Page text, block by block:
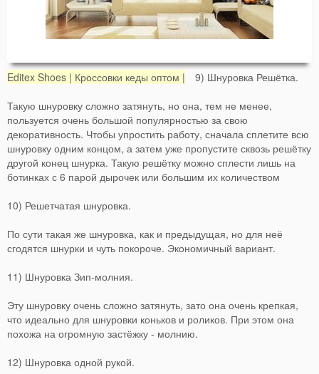
Editex Shoes | Кроссовки кеды оптом | 9) Шнуровка Решётка.
Такую шнуровку сложно затянуть, но она, тем не менее,
пользуется очень большой популярностью за свою
декоративность. Чтобы упростить работу, сначала сплетите всю
шнуровку одним концом, а затем уже пропустите сквозь решётку
другой конец шнурка. Такую решётку можно сплести лишь на
ботинках с 6 парой дырочек или большим их количеством
10) Решетчатая шнуровка.
По сути такая же шнуровка, как и предыдущая, но для неё
сгодятся шнурки и чуть покороче. Экономичный вариант.
11) Шнуровка Зип-молния.
Эту шнуровку очень сложно затянуть, зато она очень крепкая,
что идеально для шнуровки коньков и роликов. При этом она
похожа на огромную застёжку - молнию.
12) Шнуровка одной рукой.